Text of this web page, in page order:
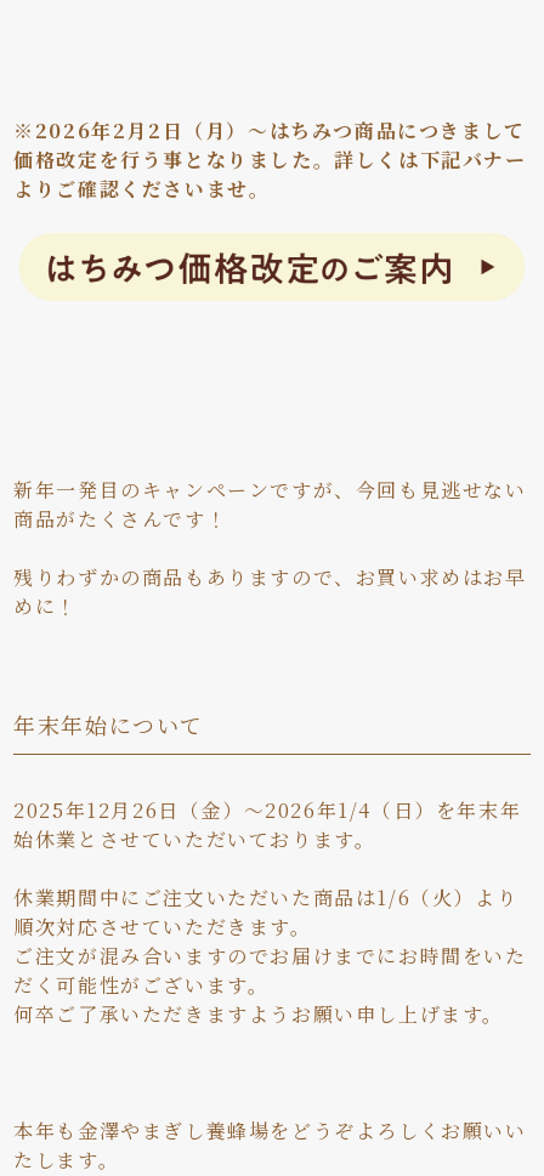
※2026年2月2日（月）～はちみつ商品につきまして
価格改定を行う事となりました。詳しくは下記バナー
よりご確認くださいませ。
新年一発目のキャンペーンですが、今回も見逃せない
商品がたくさんです！
残りわずかの商品もありますので、お買い求めはお早
めに！
年末年始について
2025年12月26日（金）～2026年1/4（日）を年末年
始休業とさせていただいております。
休業期間中にご注文いただいた商品は1/6（火）より
順次対応させていただきます。
ご注文が混み合いますのでお届けまでにお時間をいた
だく可能性がございます。
何卒ご了承いただきますようお願い申し上げます。
本年も金澤やまぎし養蜂場をどうぞよろしくお願いい
たします。